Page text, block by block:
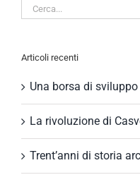
Cerca
Articoli recenti
Una borsa di sviluppo
La rivoluzione di
Trent’anni di storia